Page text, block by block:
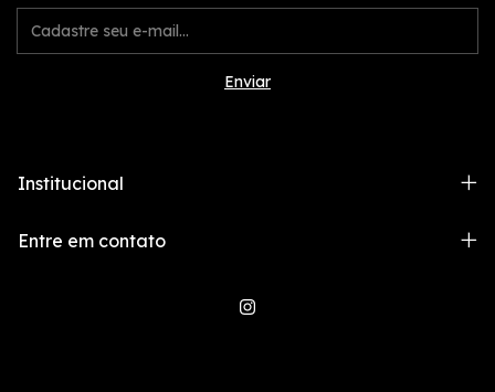
Institucional
Entre em contato